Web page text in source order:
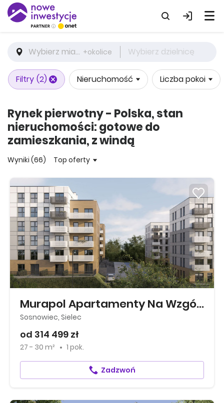
Wybierz miasto +okolice Wybierz dzielnicę
Filtry (2) Nieruchomość Liczba pokoi
Rynek pierwotny - Polska, stan
nieruchomości: gotowe do
zamieszkania, z windą
Wyniki (66) Top oferty
Murapol Apartamenty Na Wzgórzu
Sosnowiec, Sielec
od 314 499 zł
27 - 30 m² 1 pok.
Zadzwoń